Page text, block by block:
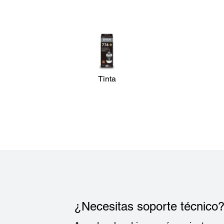
Máximo Tamaño de Copia:
A4, Carta (21,6 cm x 29,7 cm)
Características de la Copia:
1 lado a 2 lados manual, ajustar a la página, reducción y
identificación, densidad de copia ajustable
Tinta
¿Necesitas soporte técnico?